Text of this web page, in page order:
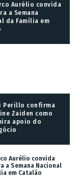
Aurélio convida
a Semana
da Família em
Perillo confirma
Zaiden como
apoio do
Aurélio convida
a Semana Nacional
em Catalão